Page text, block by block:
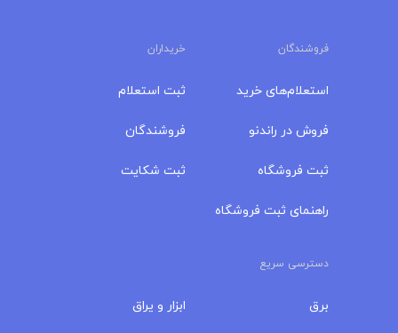
فروشندگان خریداران
استعلام‌های خرید
فروش در راندنو
ثبت فروشگاه
راهنمای ثبت فروشگاه
ثبت استعلام
فروشندگان
ثبت شکایت
دسترسی سریع
برق ابزار و یراق